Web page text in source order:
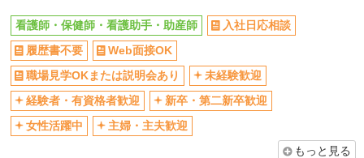
キープ 詳細を見る
派遣社員
株式会社kotrio /●NG-H-1908884
浄心駅＊病院のサポート役♪高時給＆充実の研
修で安心スタート
時給1500円〜2125円 ＜日払い有/週払い有/交
看護師・保健師・看護助手・助産師
入社日応相談
履歴書不要
Web面接OK
職場見学OKまたは説明会あり
未経験歓迎
経験者・有資格者歓迎
新卒・第二新卒歓迎
女性活躍中
主婦・主夫歓迎
もっと見る